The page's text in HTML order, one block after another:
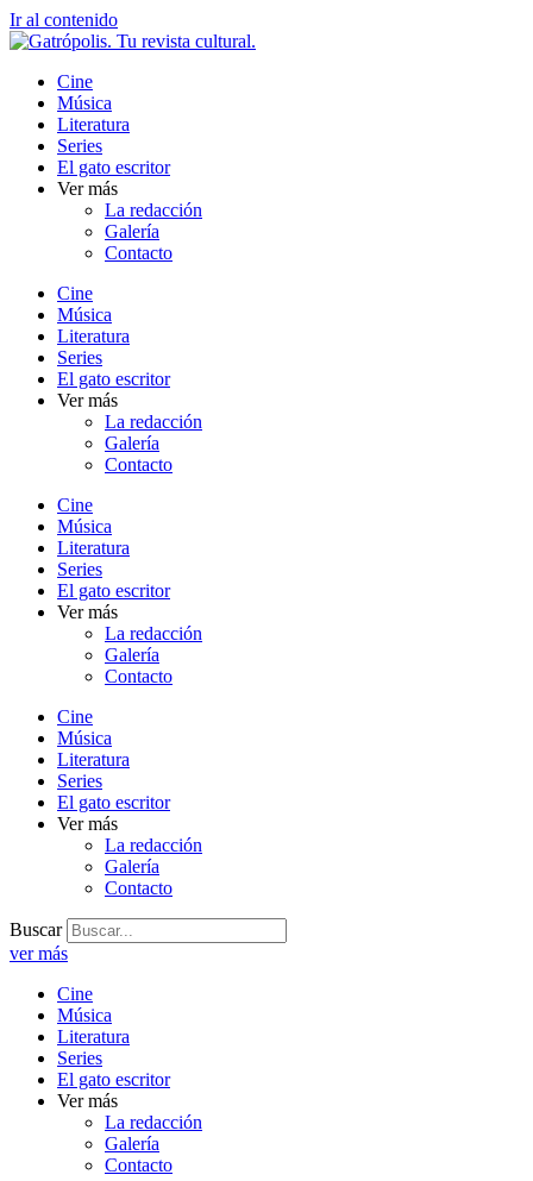
Ir al contenido
Cine
Música
Literatura
Series
El gato escritor
Ver más
La redacción
Galería
Contacto
Cine
Música
Literatura
Series
El gato escritor
Ver más
La redacción
Galería
Contacto
Cine
Música
Literatura
Series
El gato escritor
Ver más
La redacción
Galería
Contacto
Cine
Música
Literatura
Series
El gato escritor
Ver más
La redacción
Galería
Contacto
Buscar
ver más
Cine
Música
Literatura
Series
El gato escritor
Ver más
La redacción
Galería
Contacto